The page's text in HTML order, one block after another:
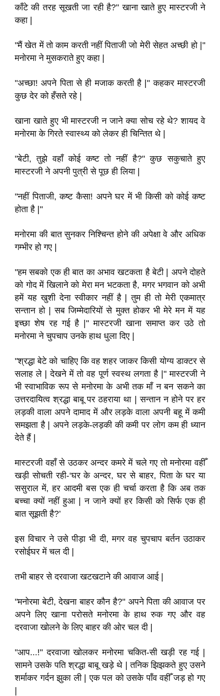
काँटे की तरह सूखती जा रही है?" खाना खाते हुए मास्टरजी ने
कहा |
"मैं खेत में तो काम करती नहीं पिताजी जो मेरी सेहत अच्छी हो |"
मनोरमा ने मुसकराते हुए कहा |
"अच्छा! अपने पिता से ही मजाक करती है |" कहकर मास्टरजी
कुछ देर को हँसते रहे |
खाना खाते हुए भी मास्टरजी न जाने क्या सोच रहे थे? शायद वे
मनोरमा के गिरते स्वास्थ्य को लेकर ही चिन्तित थे |
"बेटी, तुझे वहाँ कोई कष्ट तो नहीं है?" कुछ सकुचाते हुए
मास्टरजी ने अपनी पुत्री से पूछ ही लिया |
"नहीं पिताजी, कष्ट कैसा! अपने घर में भी किसी को कोई कष्ट
होता है |"
मनोरमा की बात सुनकर निश्चिन्त होने की अपेक्षा वे और अधिक
गम्भीर हो गए |
"हम सबको एक ही बात का अभाव खटकता है बेटी | अपने दोहते
को गोद में खिलाने को मेरा मन भटकता है, मगर भगवान को अभी
हमें यह खुशी देना स्वीकार नहीं है | तुम ही तो मेरी एकमात्र
सन्तान हो | सब जिम्मेदारियों से मुक्त होकर भी मेरे मन में यह
इच्छा शेष रह गई है |" मास्टरजी खाना समाप्त कर उठे तो
मनोरमा ने चुपचाप उनके हाथ धुला दिए |
"श्रद्धा बेटे को चाहिए कि वह शहर जाकर किसी योग्य डाक्टर से
सलाह ले | देखने में तो वह पूर्ण स्वस्थ लगता है |" मास्टरजी ने
भी स्वाभाविक रूप से मनोरमा के अभी तक माँ न बन सकने का
उत्तरदायित्व श्रद्धा बाबू पर ठहराया था | सन्तान न होने पर हर
लड़की वाला अपने दामाद में और लड़के वाला अपनी बहू में कमी
समझता है | अपने लड़के-लड़की की कमी पर लोग कम ही ध्यान
देते हैं |
मास्टरजी वहाँ से उठकर अन्दर कमरे में चले गए तो मनोरमा वहीँ
खड़ी सोचती रही-‘घर के अन्दर, घर से बाहर, पिता के घर या
ससुराल में, हर आदमी बस एक ही चर्चा करता है कि अब तक
बच्चा क्यों नहीं हुआ | न जाने क्यों हर किसी को सिर्फ एक ही
बात सूझती है?’
इस विचार ने उसे पीड़ा भी दी, मगर वह चुपचाप बर्तन उठाकर
रसोईघर में चल दी |
तभी बाहर से दरवाजा खटखटाने की आवाज आई |
"मनोरमा बेटी, देखना बाहर कौन है?" अपने पिता की आवाज पर
अपने लिए खाना परोसते मनोरमा के हाथ रुक गए और वह
दरवाजा खोलने के लिए बाहर की ओर चल दी |
"आप...!" दरवाजा खोलकर मनोरमा चकित-सी खड़ी रह गई |
सामने उसके पति श्रद्धा बाबू खड़े थे | तनिक झिझकते हुए उसने
शर्माकर गर्दन झुका ली | एक पल को उसके पाँव वहीँ जड़ हो गए